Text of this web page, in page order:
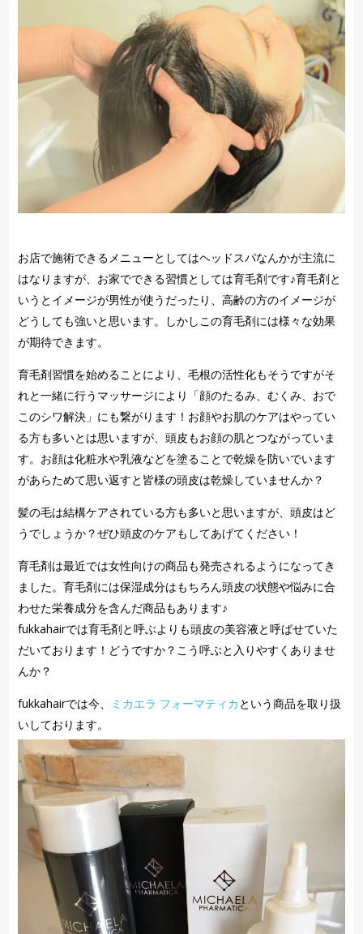
お店で施術できるメニューとしてはヘッドスパなんかが主流に
はなりますが、お家でできる習慣としては育毛剤です♪育毛剤と
いうとイメージが男性が使うだったり、高齢の方のイメージが
どうしても強いと思います。しかしこの育毛剤には様々な効果
が期待できます。
育毛剤習慣を始めることにより、毛根の活性化もそうですがそ
れと一緒に行うマッサージにより「顔のたるみ、むくみ、おで
このシワ解決」にも繋がります！お顔やお肌のケアはやってい
る方も多いとは思いますが、頭皮もお顔の肌とつながっていま
す。お顔は化粧水や乳液などを塗ることで乾燥を防いでいます
があらためて思い返すと皆様の頭皮は乾燥していませんか？
髪の毛は結構ケアされている方も多いと思いますが、頭皮はど
うでしょうか？ぜひ頭皮のケアもしてあげてください！
育毛剤は最近では女性向けの商品も発売されるようになってき
ました。育毛剤には保湿成分はもちろん頭皮の状態や悩みに合
わせた栄養成分を含んだ商品もあります♪
fukkahairでは育毛剤と呼ぶよりも頭皮の美容液と呼ばせていた
だいております！どうですか？こう呼ぶと入りやすくありませ
んか？
fukkahairでは今、 ミカエラ フォーマティカ という商品を取り扱
いしております。